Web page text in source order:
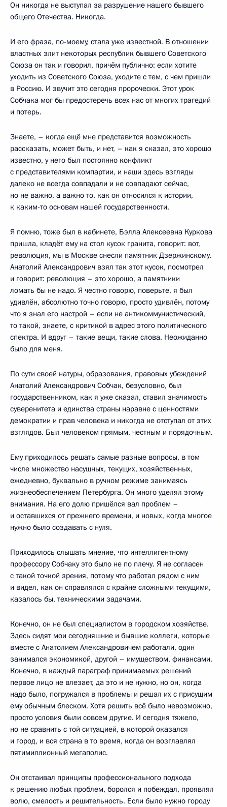
Он никогда не выступал за разрушение нашего бывшего
общего Отечества. Никогда.
И его фраза, по-моему, стала уже известной. В отношении
властных элит некоторых республик бывшего Советского
Союза он так и говорил, причём публично: если хотите
уходить из Советского Союза, уходите с тем, с чем пришли
в Россию. И звучит это сегодня пророчески. Этот урок
Собчака мог бы предостеречь всех нас от многих трагедий
и потерь.
Знаете, – когда ещё мне представится возможность
рассказать, может быть, и нет, – как я сказал, это хорошо
известно, у него был постоянно конфликт
с представителями компартии, и наши здесь взгляды
далеко не всегда совпадали и не совпадают сейчас,
но не важно, а важно то, как он относился к истории,
к каким-то основам нашей государственности.
Я помню, тоже был в кабинете, Бэлла Алексеевна Куркова
пришла, кладёт ему на стол кусок гранита, говорит: вот,
революция, мы в Москве снесли памятник Дзержинскому.
Анатолий Александрович взял так этот кусок, посмотрел
и говорит: революция – это хорошо, а памятники
ломать бы не надо. Я честно говорю, поверьте, я был
удивлён, абсолютно точно говорю, просто удивлён, потому
что я знал его настрой – если не антикоммунистический,
то такой, знаете, с критикой в адрес этого политического
спектра. И вдруг – такие вещи, такие слова. Неожиданно
было для меня.
По сути своей натуры, образования, правовых убеждений
Анатолий Александрович Собчак, безусловно, был
государственником, как я уже сказал, ставил значимость
суверенитета и единства страны наравне с ценностями
демократии и прав человека и никогда не отступал от этих
взглядов. Был человеком прямым, честным и порядочным.
Ему приходилось решать самые разные вопросы, в том
числе множество насущных, текущих, хозяйственных,
ежедневно, буквально в ручном режиме занимаясь
жизнеобеспечением Петербурга. Он много уделял этому
внимания. На его долю пришёлся вал проблем –
и оставшихся от прежнего времени, и новых, когда многое
нужно было создавать с нуля.
Приходилось слышать мнение, что интеллигентному
профессору Собчаку это было не по плечу. Я не согласен
с такой точкой зрения, потому что работал рядом с ним
и видел, как он справлялся с крайне сложными текущими,
казалось бы, техническими задачами.
Конечно, он не был специалистом в городском хозяйстве.
Здесь сидят мои сегодняшние и бывшие коллеги, которые
вместе с Анатолием Александровичем работали, один
занимался экономикой, другой – имуществом, финансами.
Конечно, в каждый параграф принимаемых решений
первое лицо не влезает, да это и не нужно, но он, когда
надо было, погружался в проблемы и решал их с присущим
ему обычным блеском. Хотя решить всё было невозможно,
просто условия были совсем другие. И сегодня тяжело,
но не сравнить с той ситуацией, в которой оказался
и город, и вся страна в то время, когда он возглавлял
пятимиллионный мегаполис.
Он отстаивал принципы профессионального подхода
к решению любых проблем, боролся и побеждал, проявлял
волю, смелость и решительность. Если было нужно городу